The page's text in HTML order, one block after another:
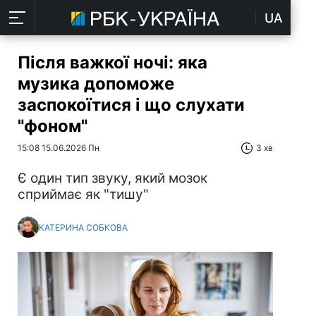
UA
Після важкої ночі: яка
музика допоможе
заспокоїтися і що слухати
"фоном"
15:08 15.06.2026 Пн 3 хв
Є один тип звуку, який мозок
сприймає як "тишу"
КАТЕРИНА СОБКОВА